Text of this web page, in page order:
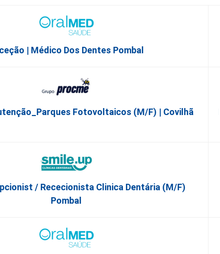
| Médico Dos Dentes Pombal
Fotovoltaicos (m/f) | Covilhã
/ Rececionista Clinica Dentária (M/F)
Pombal